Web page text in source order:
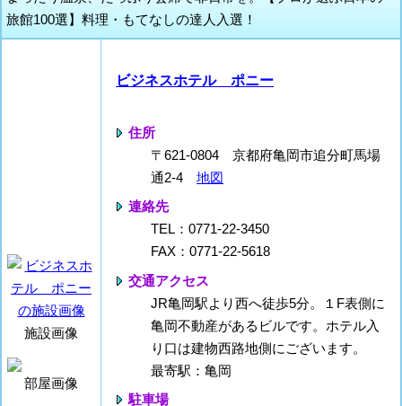
旅館100選】料理・もてなしの達人入選！
施設画像
部屋画像
ビジネスホテル ポニー
住所
〒621-0804 京都府亀岡市追分町馬場
通2-4 地図
連絡先
TEL：0771-22-3450
FAX：0771-22-5618
交通アクセス
JR亀岡駅より西へ徒歩5分。１F表側に
亀岡不動産があるビルです。ホテル入
り口は建物西路地側にございます。
最寄駅：亀岡
駐車場